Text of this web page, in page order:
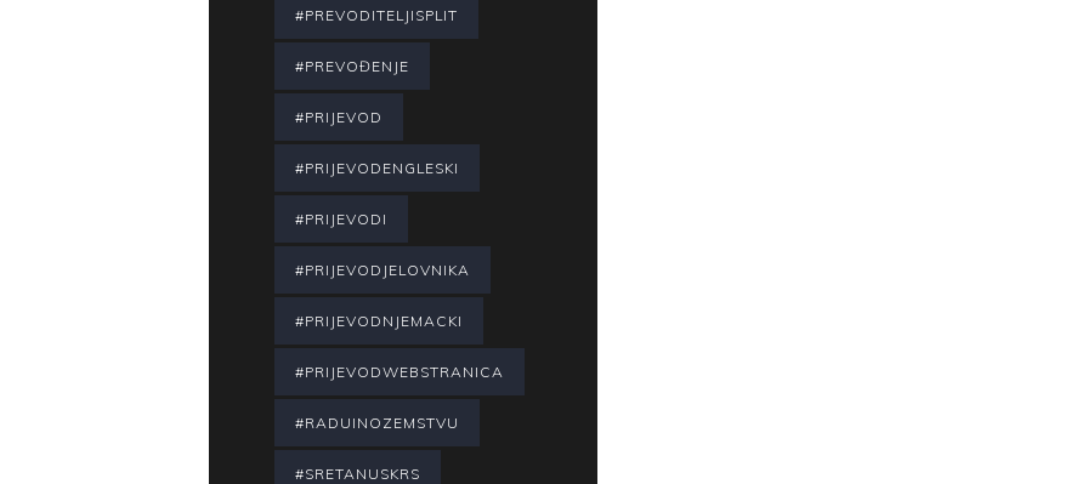
#PREVODITELJISPLIT
#PREVOĐENJE
#PRIJEVOD
#PRIJEVODENGLESKI
#PRIJEVODI
#PRIJEVODJELOVNIKA
#PRIJEVODNJEMACKI
#PRIJEVODWEBSTRANICA
#RADUINOZEMSTVU
#SRETANUSKRS